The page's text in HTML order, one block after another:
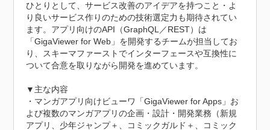
ひとりとして、サービス改善のアイデアを持つこと・よ
り良いサービス作りのための技術選定力も期待されてい
ます。アプリ向けのAPI（GraphQL／REST）は
「GigaViewer for Web」を開発するチームが担当してお
り、スキーマファーストでインターフェースや互換性に
ついて合意を取りながら開発を進めています。
▼主な内容
・マンガアプリ向けビューワ「GigaViewer for Apps」お
よび複数のマンガアプリの企画・設計・開発業務（新規
アプリ、少年ジャンプ＋、コミックガルド＋、コミック